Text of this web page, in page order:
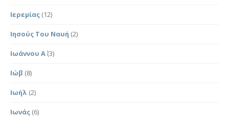
Ιερεμίας (12)
Ιησούς Του Ναυή (2)
Ιωάννου Α΄(3)
Ιώβ (8)
Ιωήλ (2)
Ιωνάς (6)